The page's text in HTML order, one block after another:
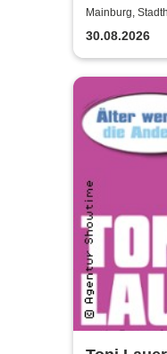
- Angst
noch nie
Mainburg,
30.08.2026